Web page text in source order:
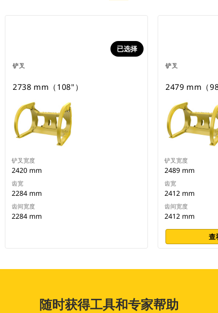
铲叉
已选择
2738 mm（108"）
铲叉宽度
2420 mm
齿宽
2284 mm
齿间宽度
2284 mm
铲叉
2479 mm（
铲叉宽度
2489 mm
齿宽
2412 mm
齿间宽度
2412 mm
查
随时获得工具和专家帮助